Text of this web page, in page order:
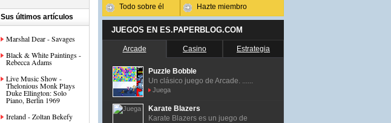
Sus últimos artículos
Marshal Dear - Savages
Black & White Paintings -
Rebecca Adams
Live Music Show -
Thelonious Monk Plays
Duke Ellington: Solo
Piano, Berlin 1969
Ireland - Zoltan Bekefy
Todo sobre él Hazte miembro
JUEGOS EN ES.PAPERBLOG.COM
Arcade Casino Estrategia
Puzzle Bobble
Un clásico juego de Arcade. ......
Juega
Karate Blazers
Karate Blazers es un juego de